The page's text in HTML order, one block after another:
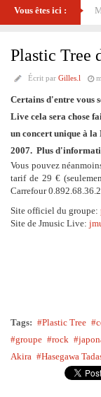
Vous êtes ici :
Plastic Tree
Écrit par Gilles.l
Certains d'entre vous
Live cela sera chose
un concert unique à
2007. Plus
Vous pouvez
tarif de 29 €
Carrefour
Site officiel du groupe:
Site de Jmusic Live:
Tags: Plastic Tree
groupe
rock
Akira
Hasegawa